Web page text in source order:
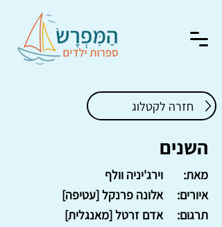
חזרה לקטלוג
השנים
וירג'יניה וולף
מאת:
אלונה פרנקל [עטיפה]
איורים:
אדם זרטל [מאנגלית]
תרגום: